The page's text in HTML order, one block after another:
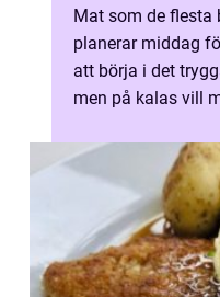
Mat som de flesta
planerar middag
att börja i det
men på kalas vill